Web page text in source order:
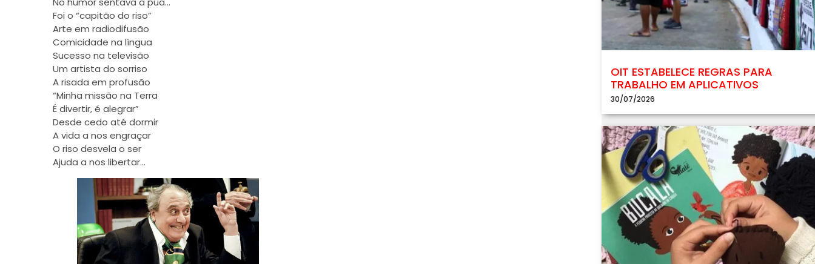
Foi o “capitão do riso”
Arte em radiodifusão
Comicidade na língua
Sucesso na televisão
Um artista do sorriso
A risada em profusão
“Minha missão na Terra
É divertir, é alegrar”
Desde cedo até dormir
A vida a nos engraçar
O riso desvela o ser
Ajuda a nos libertar…
OIT ESTABELECE REGRAS PARA
TRABALHO EM APLICATIVOS
30/07/2026